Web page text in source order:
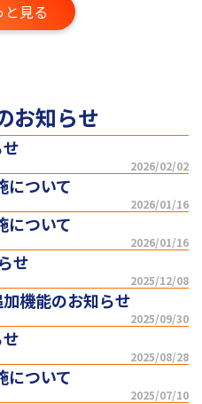
と見る
お知らせ
2026/02/02
について
2026/01/16
について
2026/01/16
せ
2025/12/08
加機能のお知らせ
2025/09/30
2025/08/28
について
2025/07/10